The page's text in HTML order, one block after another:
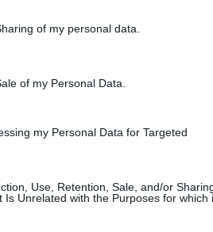
of my personal data.
of my Personal Data.
my Personal Data for Targeted
Use, Retention, Sale, and/or
Is Unrelated with the Purposes for which